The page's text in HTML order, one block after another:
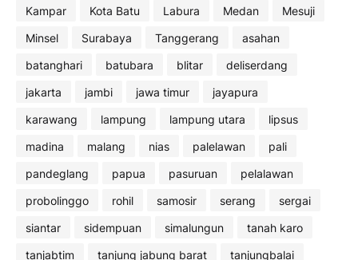
Kampar
Kota Batu Labura Medan
Mesuji
Minsel
Surabaya Tanggerang
asahan
batanghari
batubara blitar
deliserdang
jakarta
jambi jawa timur
jayapura
karawang
lampung lampung utara
lipsus
madina
malang nias palelawan
pali
pandeglang
papua pasuruan
pelalawan
probolinggo
rohil samosir serang
sergai
siantar
sidempuan simalungun
tanah karo
tanjabtim
tanjung jabung barat
tanjungbalai